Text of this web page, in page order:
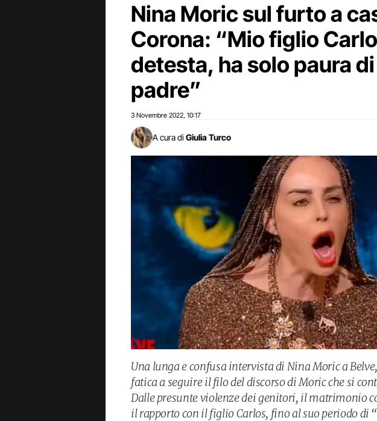
Nina Moric sul furto a
Corona: “Mio figlio
detesta, ha solo paura
padre”
3 Novembre 2022 10:17
A cura di Giulia Turco
Una lunga e confusa intervista di Nina Moric a
fatica a seguire il filo del discorso di Moric che si
Dalle presunte violenze dei genitori, il matrimonio
il rapporto con il figlio Carlos, fino al suo periodo di